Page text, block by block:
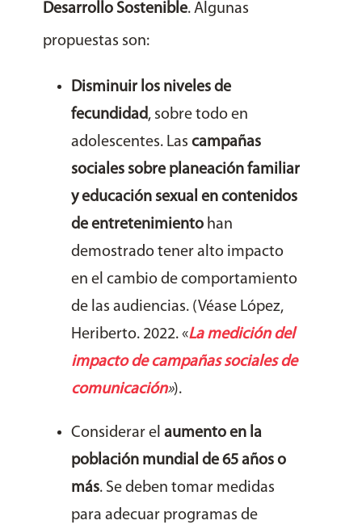
Desarrollo Sostenible. Algunas
propuestas son:
Disminuir los niveles de
fecundidad, sobre todo en
adolescentes. Las campañas
sociales sobre planeación familiar
y educación sexual en contenidos
de entretenimiento han
demostrado tener alto impacto
en el cambio de comportamiento
de las audiencias. (Véase López,
Heriberto. 2022. «La medición del
impacto de campañas sociales de
comunicación»).
Considerar el aumento en la
población mundial de 65 años o
más. Se deben tomar medidas
para adecuar programas de